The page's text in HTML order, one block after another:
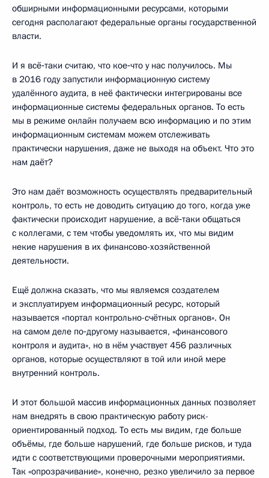
обширными информационными ресурсами, которыми
сегодня располагают федеральные органы государственной
власти.
И я всё‑таки считаю, что кое‑что у нас получилось. Мы
в 2016 году запустили информационную систему
удалённого аудита, в неё фактически интегрированы все
информационные системы федеральных органов. То есть
мы в режиме онлайн получаем всю информацию и по этим
информационным системам можем отслеживать
практически нарушения, даже не выходя на объект. Что это
нам даёт?
Это нам даёт возможность осуществлять предварительный
контроль, то есть не доводить ситуацию до того, когда уже
фактически происходит нарушение, а всё‑таки общаться
с коллегами, с тем чтобы уведомлять их, что мы видим
некие нарушения в их финансово-хозяйственной
деятельности.
Ещё должна сказать, что мы являемся создателем
и эксплуатируем информационный ресурс, который
называется «портал контрольно-счётных органов». Он
на самом деле по‑другому называется, «финансового
контроля и аудита», но в нём участвует 456 различных
органов, которые осуществляют в той или иной мере
внутренний контроль.
И этот большой массив информационных данных позволяет
нам внедрять в свою практическую работу риск-
ориентированный подход. То есть мы видим, где больше
объёмы, где больше нарушений, где больше рисков, и туда
идти с соответствующими проверочными мероприятиями.
Так «опрозрачивание», конечно, резко увеличило за первое